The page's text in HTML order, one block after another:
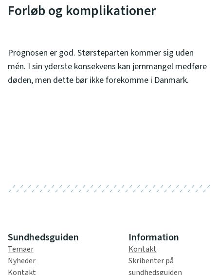
Forløb og komplikationer
Prognosen er god. Størsteparten kommer sig uden
mén. I sin yderste konsekvens kan jernmangel medføre
døden, men dette bør ikke forekomme i Danmark.
Sundhedsguiden
Temaer
Nyheder
Kontakt
Information
Kontakt
Skribenter på
sundhedsguiden